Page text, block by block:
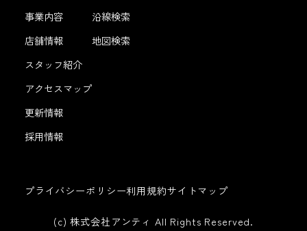
事業内容
店舗情報
スタッフ紹介
アクセスマップ
更新情報
採用情報
沿線検索
地図検索
プライバシーポリシー利用規約サイトマップ
(c) 株式会社アンティ All Rights Reserved.